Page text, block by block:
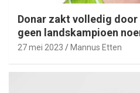
Donar zakt volledig door
geen landskampioen
27 mei 2023 Mannus Etten